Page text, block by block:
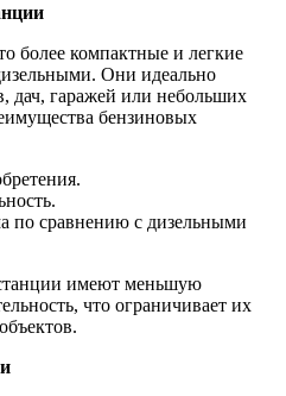
более компактные и легкие
Они идеально
дач, гаражей или небольших
бензиновых
по сравнению с дизельными
имеют меньшую
что ограничивает их